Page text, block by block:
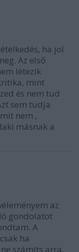
ha jol
Az első
létezik
mint
és nem tud
sem tudja
nem ,
másnak a
az
gondolatot
A
ha
számíts arra,